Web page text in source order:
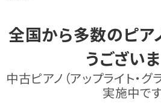
全国から多数のピア
うございま
中古ピアノ（アップライト・
実施中です